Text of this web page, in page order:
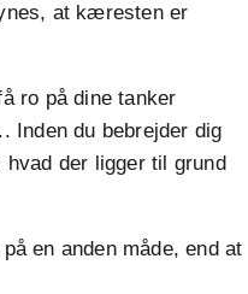
at kæresten er
ro på dine tanker
Inden du bebrejder dig
der ligger til grund
en anden måde, end at